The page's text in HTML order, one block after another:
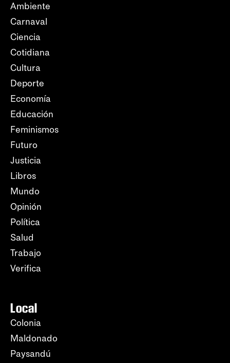
Ambiente
Carnaval
Ciencia
Cotidiana
Cultura
Deporte
Economía
Educación
Feminismos
Futuro
Justicia
Libros
Mundo
Opinión
Política
Salud
Trabajo
Verifica
Local
Colonia
Maldonado
Paysandú